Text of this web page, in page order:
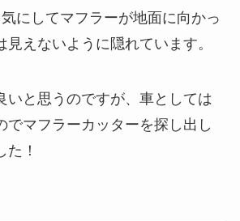
にしてマフラーが地面に向かっ
見えないように隠れています。
いと思うのですが、車としては
でマフラーカッターを探し出し
！